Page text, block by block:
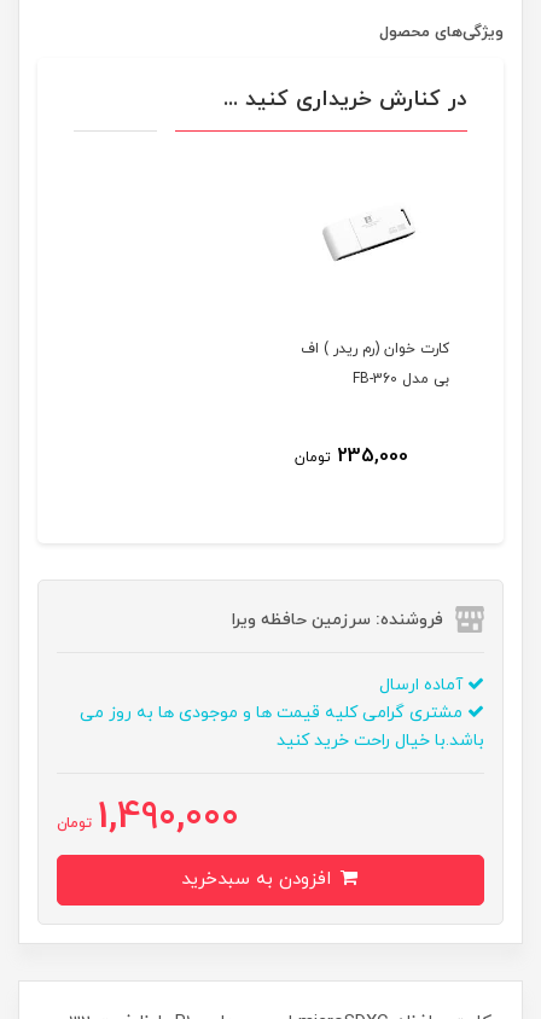
ویژگی‌های محصول
در کنارش خریداری کنید ...
کارت خوان (رم ریدر ) اف
بی مدل FB-360
235,000 تومان
فروشنده: سرزمین حافظه ویرا
آماده ارسال
مشتری گرامی کلیه قیمت ها و موجودی ها به روز می
باشد.با خیال راحت خرید کنید
1,490,000 تومان